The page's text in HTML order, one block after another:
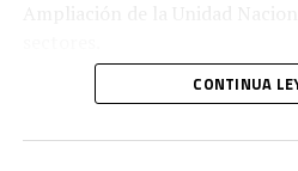
La atención de estos puntos
programa que contempla la
CONTINUA